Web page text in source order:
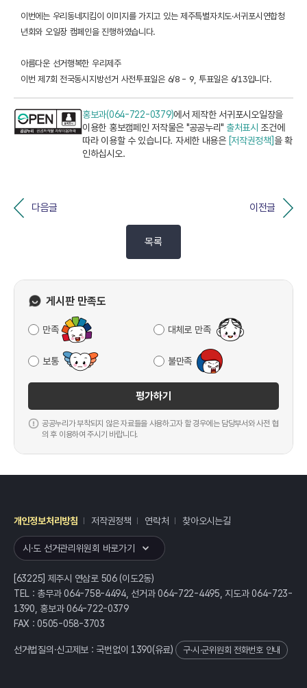
이번에는 우리동네지킴이 이미지를 가지고 있는 제주특별자치도·서귀포시연합청
년회와 오일장 캠페인을 진행하였습니다.
아름다운 선거행복한 우리제주
이번 제7회 전국동시지방선거 사전투표일은 6/8 - 9, 투표일은 6/13입니다.
홍보과(064-722-0379)에서 제작한 서귀포시오일장을
이용한 홍보캠페인 저작물은 "공공누리" 출처표시 조건에
따라 이용할 수 있습니다. 자세한 내용은 [저작권정책]을 확
인하십시오.
다음글 이전글
목록
게시판 만족도
만족 대체로 만족
보통 불만족
평가하기
공공누리가 부착되지 않은 자료들을 사용하고자 할 경우에는 담당부서와 사전 협
의 후 이용하여 주시기 바랍니다.
개인정보처리방침 저작권정책 연락처 찾아오시는길
시·도 선거관리위원회 바로가기
[63225] 제주시 연삼로 506 (이도2동)
TEL : 총무과 064-758-4494, 선거과 064-722-4495, 지도과 064-723-
1390, 홍보과 064-722-0379
FAX : 0505-058-3703
선거법질의·신고제보 : 국번없이 1390(유료) 구·시·군위원회 전화번호 안내